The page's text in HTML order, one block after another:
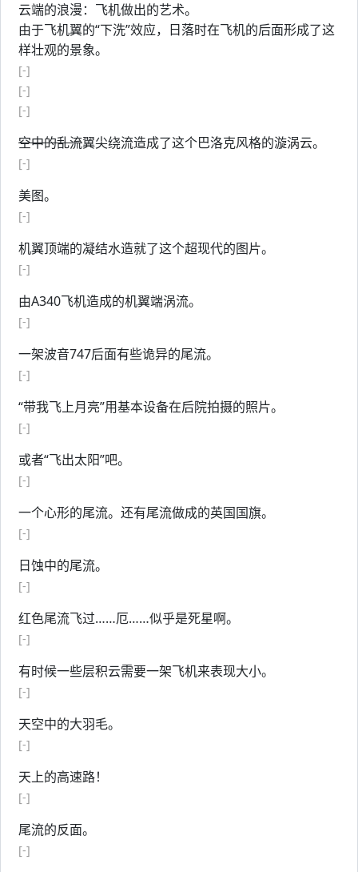
云端的浪漫：飞机做出的艺术。
由于飞机翼的“下洗”效应，日落时在飞机的后面形成了这
样壮观的景象。
[-]
[-]
[-]
空中的乱流翼尖绕流造成了这个巴洛克风格的漩涡云。
[-]
美图。
[-]
机翼顶端的凝结水造就了这个超现代的图片。
[-]
由A340飞机造成的机翼端涡流。
[-]
一架波音747后面有些诡异的尾流。
[-]
“带我飞上月亮”用基本设备在后院拍摄的照片。
[-]
或者“飞出太阳”吧。
[-]
一个心形的尾流。还有尾流做成的英国国旗。
[-]
日蚀中的尾流。
[-]
红色尾流飞过……厄……似乎是死星啊。
[-]
有时候一些层积云需要一架飞机来表现大小。
[-]
天空中的大羽毛。
[-]
天上的高速路！
[-]
尾流的反面。
[-]